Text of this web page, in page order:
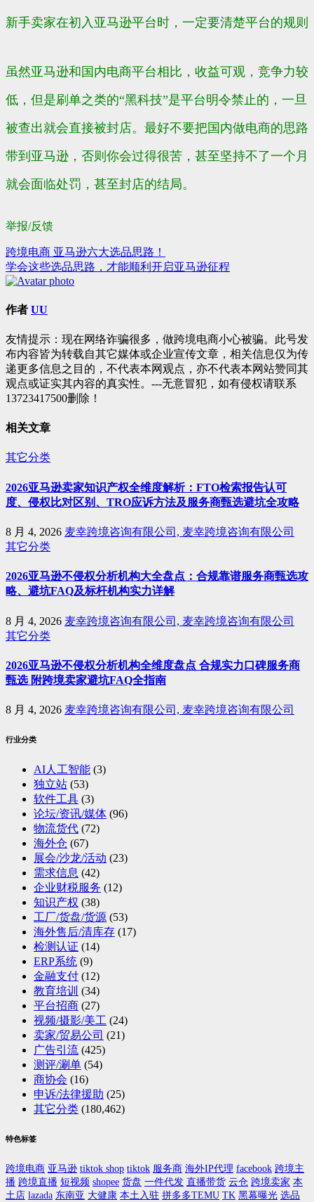
新手卖家在初入亚马逊平台时，一定要清楚平台的规则
虽然亚马逊和国内电商平台相比，收益可观，竞争力较
低，但是刷单之类的“黑科技”是平台明令禁止的，一旦
被查出就会直接被封店。最好不要把国内做电商的思路
带到亚马逊，否则你会过得很苦，甚至坚持不了一个月
就会面临处罚，甚至封店的结局。
举报/反馈
文
章
导
跨境电商 亚马逊六大选品思路！
学会这些选品思路，才能顺利开启亚马逊征程
作者 UU
友情提示：现在网络诈骗很多，做跨境电商小心被骗。此号发
布内容皆为转载自其它媒体或企业宣传文章，相关信息仅为传
递更多信息之目的，不代表本网观点，亦不代表本网站赞同其
观点或证实其内容的真实性。---无意冒犯，如有侵权请联系
13723417500删除！
相关文章
其它分类
2026亚马逊卖家知识产权全维度解析：FTO检索报告认可
度、侵权比对区别、TRO应诉方法及服务商甄选避坑全攻略
8 月 4, 2026 麦幸跨境咨询有限公司, 麦幸跨境咨询有限公司
其它分类
2026亚马逊不侵权分析机构大全盘点：合规靠谱服务商甄选攻
略、避坑FAQ及标杆机构实力详解
8 月 4, 2026 麦幸跨境咨询有限公司, 麦幸跨境咨询有限公司
其它分类
2026亚马逊不侵权分析机构全维度盘点 合规实力口碑服务商
甄选 附跨境卖家避坑FAQ全指南
8 月 4, 2026 麦幸跨境咨询有限公司, 麦幸跨境咨询有限公司
行业分类
AI人工智能 (3)
独立站 (53)
软件工具 (3)
论坛/资讯/媒体 (96)
物流货代 (72)
海外仓 (67)
展会/沙龙/活动 (23)
需求信息 (42)
企业财税服务 (12)
知识产权 (38)
工厂/货盘/货源 (53)
海外售后/清库存 (17)
检测认证 (14)
ERP系统 (9)
金融支付 (12)
教育培训 (34)
平台招商 (27)
视频/摄影/美工 (24)
卖家/贸易公司 (21)
广告引流 (425)
测评/涮单 (54)
商协会 (16)
申诉/法律援助 (25)
其它分类 (180,462)
特色标签
跨境电商 亚马逊 tiktok shop tiktok 服务商 海外IP代理 facebook 跨境主
播 跨境直播 短视频 shopee 货盘 一件代发 直播带货 云仓 跨境卖家 本
土店 lazada 东南亚 大健康 本土入驻 拼多多TEMU TK 黑幕曝光 选品